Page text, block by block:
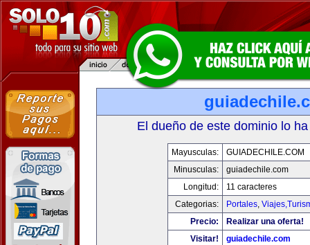
El dueño de este dominio lo
Mayusculas:
GUIADECHILE.COM
Minusculas:
guiadechile.com
Longitud:
11 caracteres
Categorias:
Portales,
Precio:
Realizar una oferta!
Visitar!
guiadechile.com